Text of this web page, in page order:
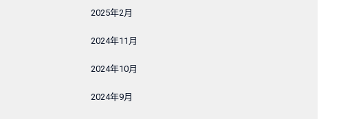
2025年2月
2024年11月
2024年10月
2024年9月